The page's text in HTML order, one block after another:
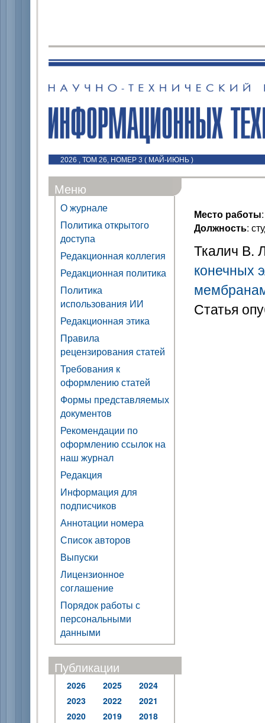
2026 , ТОМ 26, НОМЕР 3 ( МАЙ-ИЮНЬ )
Меню
О журнале
Политика открытого
доступа
Редакционная коллегия
Редакционная политика
Политика
использования ИИ
Редакционная этика
Правила
рецензирования статей
Требования к
оформлению статей
Формы представляемых
документов
Рекомендации по
оформлению ссылок на
наш журнал
Редакция
Информация для
подписчиков
Аннотации номера
Список авторов
Выпуски
Лицензионное
соглашение
Порядок работы с
персональными
данными
Публикации
2026 2025
2024
2023
2022
2021
2020
2019
2018
Место работы
Должность:
Ткалич В.
конечных
Статья